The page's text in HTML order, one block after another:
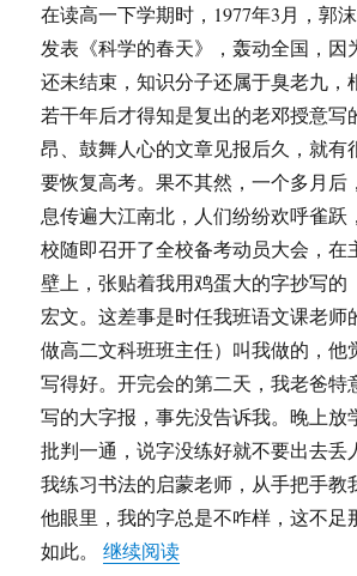
在读高一下学期时，1977年3月，郭
发表《科学的春天》，轰动全国，因
还未结束，知识分子还属于臭老九，
若干年后才得知是复出的老邓授意写
昂、鼓舞人心的文章见报后久，就有
要恢复高考。果不其然，一个多月后
息传遍大江南北，人们纷纷欢呼雀跃
校随即召开了全校备考动员大会，在
壁上，张贴着我用鸡蛋大的字抄写的
宏文。这差事是时任我班语文课老师
做高二文科班班主任）叫我做的，他
写得好。开完会的第二天，我老爸特
写的大字报，事先没告诉我。晚上放
批判一通，说字没练好就不要出去丢
我练习书法的启蒙老师，从手把手教
他眼里，我的字总是不咋样，这不足
如此。继续阅读“李绍白：二十九中